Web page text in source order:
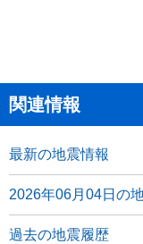
関連情報
最新の地震情報
2026年06月04日の
過去の地震履歴